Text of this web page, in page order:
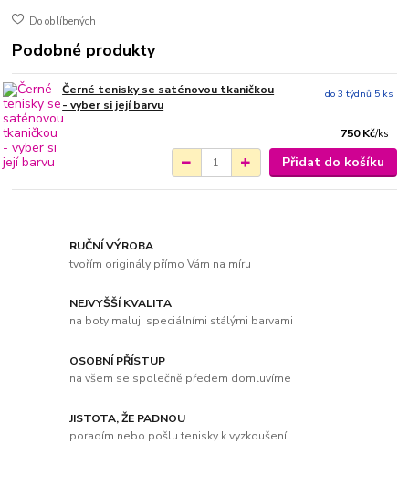
Do oblíbených
Podobné produkty
Černé tenisky se saténovou tkaničkou
- vyber si její barvu
750 Kč/ks
do 3 týdnů 5 ks
Přidat do košíku
RUČNÍ VÝROBA
tvořím originály přímo Vám na míru
NEJVYŠŠÍ KVALITA
na boty maluji speciálními stálými barvami
OSOBNÍ PŘÍSTUP
na všem se společně předem domluvíme
JISTOTA, ŽE PADNOU
poradím nebo pošlu tenisky k vyzkoušení